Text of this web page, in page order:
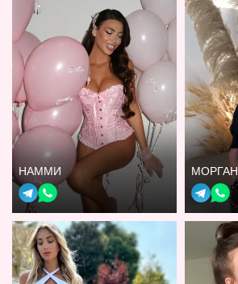
НАММИ МОРГАН